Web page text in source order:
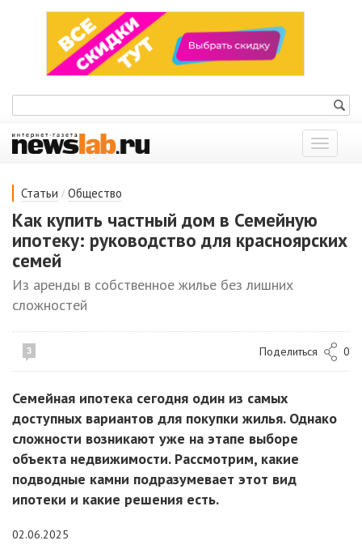
Показать
меню
Статьи / Общество
Как купить частный дом в Семейную
ипотеку: руководство для красноярских
семей
Из аренды в собственное жилье без лишних
сложностей
3 Поделиться 0
Семейная ипотека сегодня один из самых
доступных вариантов для покупки жилья. Однако
сложности возникают уже на этапе выборе
объекта недвижимости. Рассмотрим, какие
подводные камни подразумевает этот вид
ипотеки и какие решения есть.
02.06.2025